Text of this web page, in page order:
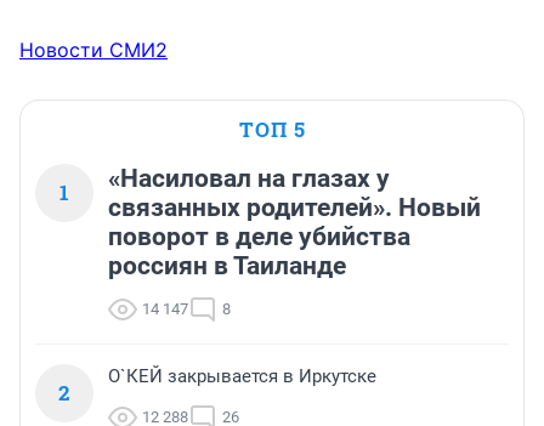
Новости СМИ2
ТОП 5
1
«Насиловал на глазах у
связанных родителей». Новый
поворот в деле убийства
россиян в Таиланде
14 147 8
2
О`КЕЙ закрывается в Иркутске
12 288 26